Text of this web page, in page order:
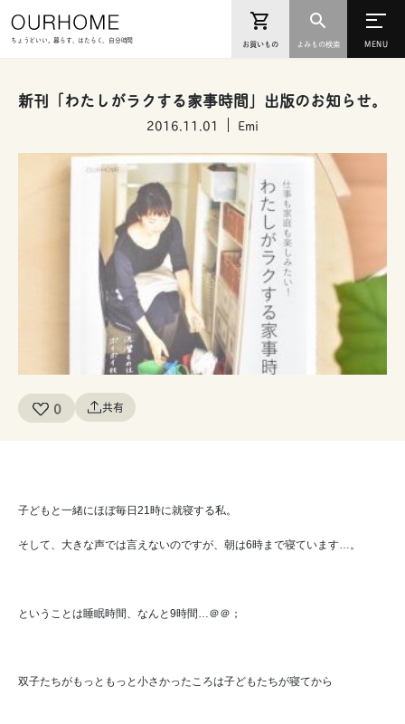
ちょうどいい。暮らす、はたらく、自分時間
新刊「わたしがラクする家事時間」出版のお知らせ。
2016.11.01 Emi
0 共有
子どもと一緒にほぼ毎日21時に就寝する私。
そして、大きな声では言えないのですが、 朝は6時まで寝ています…。
ということは睡眠時間、なんと9時間…＠＠；
双子たちがもっともっと 小さかったころは子どもたちが寝てから
お買いもの よみもの検索